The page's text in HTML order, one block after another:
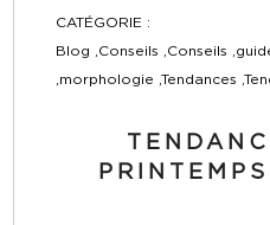
CATÉGORIE :
Blog ,Conseils ,Conseils
,morphologie ,Tendances